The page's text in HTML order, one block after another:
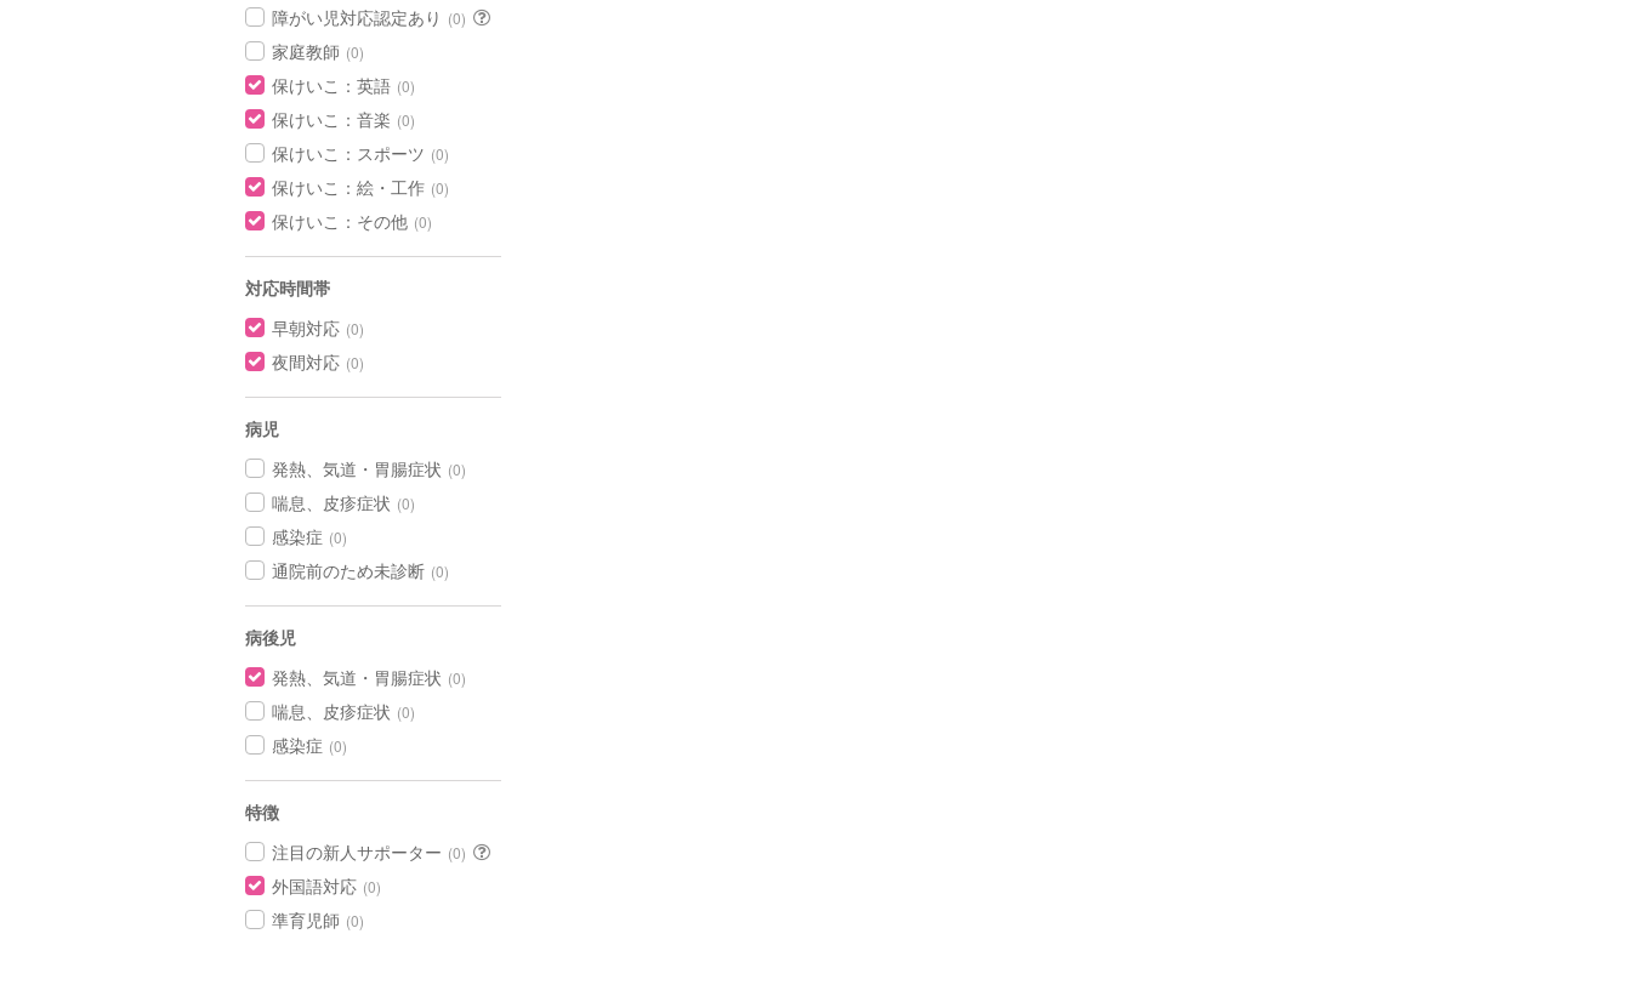
障がい児対応認定あり (0)
家庭教師 (0)
保けいこ：英語 (0)
保けいこ：音楽 (0)
保けいこ：スポーツ (0)
保けいこ：絵・工作 (0)
保けいこ：その他 (0)
対応時間帯
早朝対応 (0)
夜間対応 (0)
病児
発熱、気道・胃腸症状 (0)
喘息、皮疹症状 (0)
感染症 (0)
通院前のため未診断 (0)
病後児
発熱、気道・胃腸症状 (0)
喘息、皮疹症状 (0)
感染症 (0)
特徴
注目の新人サポーター (0)
外国語対応 (0)
準育児師 (0)